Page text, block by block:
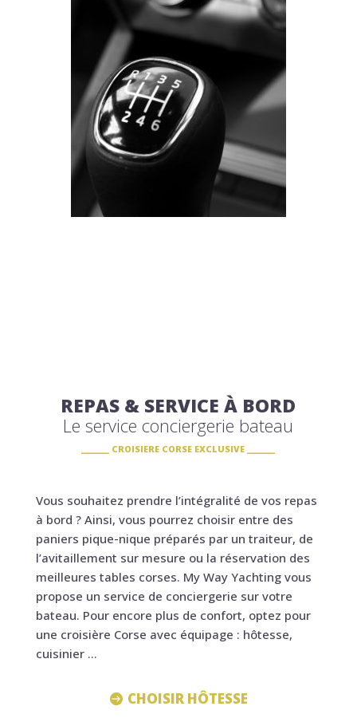
REPAS & SERVICE À BORD
Le service conciergerie bateau
CROISIERE CORSE EXCLUSIVE
Vous souhaitez prendre l’intégralité de vos repas
à bord ? Ainsi, vous pourrez choisir entre des
paniers pique-nique préparés par un traiteur, de
l’avitaillement sur mesure ou la réservation des
meilleures tables corses. My Way Yachting vous
propose un service de conciergerie sur votre
bateau. Pour encore plus de confort, optez pour
une croisière Corse avec équipage : hôtesse,
cuisinier …
CHOISIR HÔTESSE